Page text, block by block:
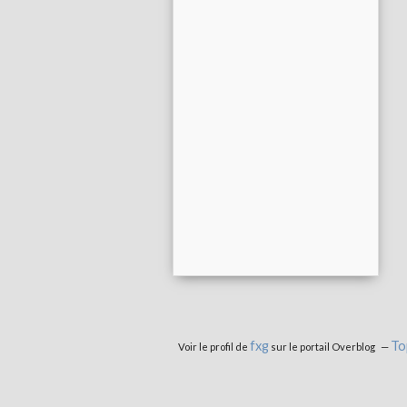
Voir le profil de fxgsur le portail Overblog